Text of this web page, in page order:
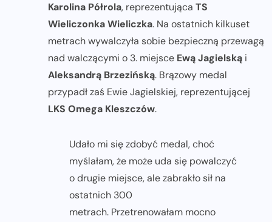
Karolina Półrola, reprezentująca TS
Wieliczonka Wieliczka. Na ostatnich kilkuset
metrach wywalczyła sobie bezpieczną przewagą
nad walczącymi o 3. miejsce Ewą Jagielską i
Aleksandrą Brzezińską. Brązowy medal
przypadł zaś Ewie Jagielskiej, reprezentującej
LKS Omega Kleszczów.
Udało mi się zdobyć medal, choć
myślałam, że może uda się powalczyć
o drugie miejsce, ale zabrakło sił na
ostatnich 300
metrach. Przetrenowałam mocno